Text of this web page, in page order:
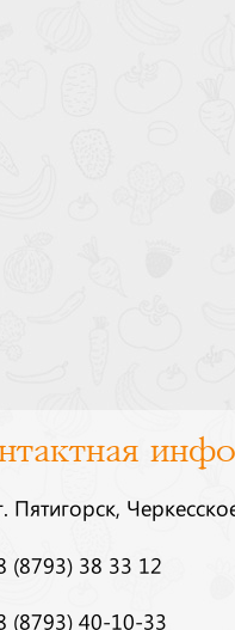
Пятигорск,
(8793) 38 33 12
(8793) 40-10-33